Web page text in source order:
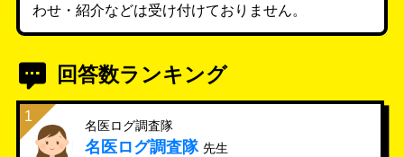
わせ・紹介などは受け付けておりません。
回答数ランキング
名医ログ調査隊
名医ログ調査隊 先生